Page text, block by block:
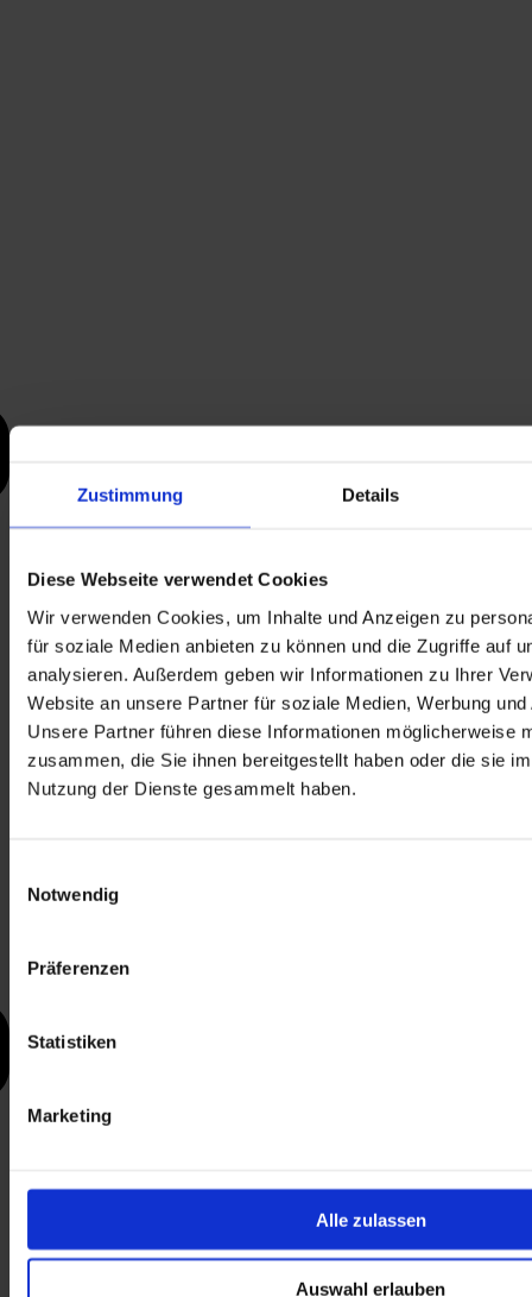
Zustimmung Details
Diese Webseite verwendet Cookies
Wir verwenden Cookies, um Inhalte und Anzeigen zu
für soziale Medien anbieten zu können und die Zugriffe auf
analysieren. Außerdem geben wir Informationen zu Ihrer
Website an unsere Partner für soziale Medien, Werbung
Unsere Partner führen diese Informationen möglicherweise
zusammen, die Sie ihnen bereitgestellt haben oder die sie
Nutzung der Dienste gesammelt haben.
Notwendig
Präferenzen
Statistiken
Marketing
Alle zulassen
Auswahl erlauben